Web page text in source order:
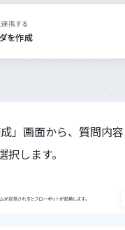
」画面から、質問内
します。